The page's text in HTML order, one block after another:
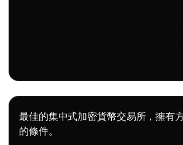
最佳的集中式加密貨幣交易所，擁有
的條件。